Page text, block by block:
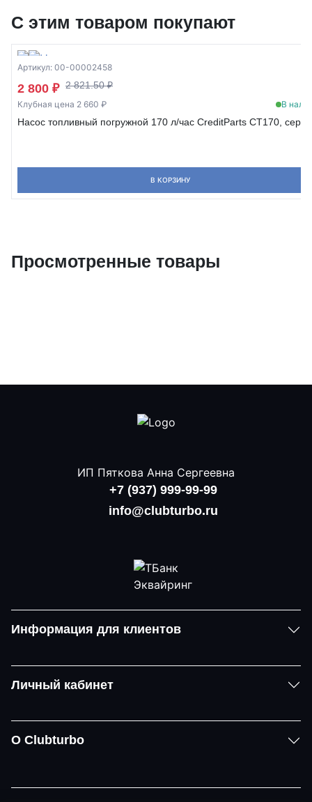
С этим товаром покупают
Артикул: 00-00002458
2 800 ₽ 2 821.50 ₽
Клубная цена 2 660 ₽ В
Насос топливный погружной 170 л/час CreditParts CT170,
В КОРЗИНУ
Просмотренные товары
ИП Пяткова Анна Сергеевна
+7 (937) 999-99-99
info@clubturbo.ru
Информация для клиентов
Личный кабинет
О Clubturbo